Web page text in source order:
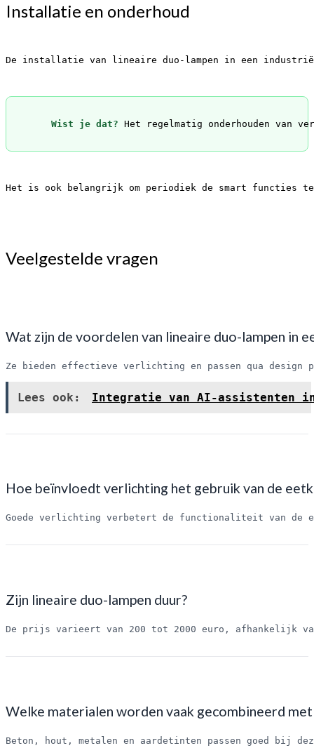
Installatie en onderhoud
De installatie van lineaire duo-lampen in een
Wist je dat? Het regelmatig onderhouden van
Het is ook belangrijk om periodiek de smart functies
Veelgestelde vragen
Wat zijn de voordelen van lineaire duo-lampen in
Ze bieden effectieve verlichting en passen qua
Lees ook: Integratie van AI-assistenten
Hoe beïnvloedt verlichting het gebruik van de
Goede verlichting verbetert de functionaliteit van de
Zijn lineaire duo-lampen duur?
De prijs varieert van 200 tot 2000 euro, afhankelijk
Welke materialen worden vaak gecombineerd
Beton, hout, metalen en aardetinten passen goed bij